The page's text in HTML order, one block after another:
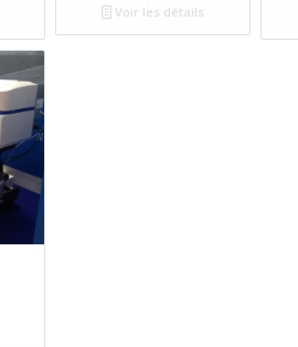
Voir les détails